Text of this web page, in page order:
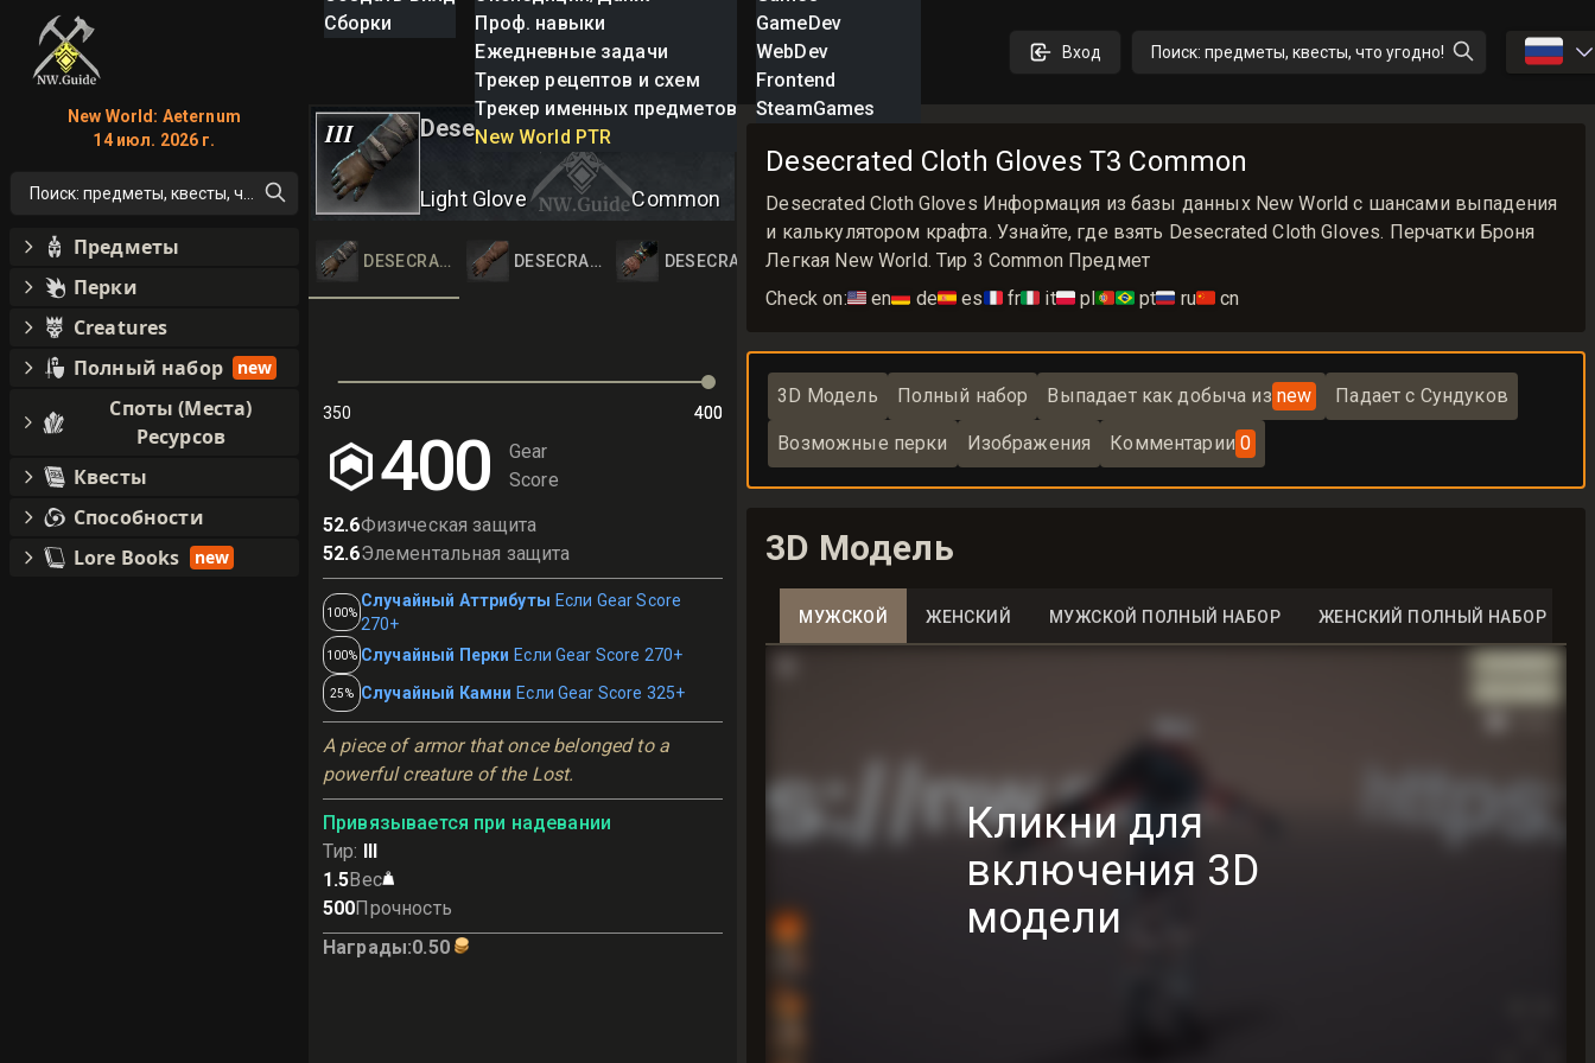
Сборки
Проф. навыки
Ежедневные задачи
Трекер рецептов и схем
Трекер именных предметов
New World PTR
GameDev
WebDev
Frontend
SteamGames
Вход Поиск: предметы, квесты, что угодно! 🇷🇺
III Desecrated Cloth Gloves
Light Glove Common
DESECRATED CLOTH GLOVESDESECRATED CLOTH GLOVESDESECRATED CLOTH GLOVES
350 400
400
400
Gear
Score
52.6Физическая защита
52.6Элементальная защита
100%
Случайный Аттрибуты Если Gear Score
270+
100% Случайный Перки Если Gear Score 270+
25% Случайный Камни Если Gear Score 325+
A piece of armor that once belonged to a
powerful creature of the Lost.
Привязывается при надевании
Тир: III
1.5Вес
500Прочность
Награды:0.50
Desecrated Cloth Gloves T3 Common
Desecrated Cloth Gloves Информация из базы данных New World с шансами выпадения
и калькулятором крафта. Узнайте, где взять Desecrated Cloth Gloves. Перчатки Броня
Легкая New World. Тир 3 Common Предмет
Check on:🇺🇸 en🇩🇪 de🇪🇸 es🇫🇷 fr🇮🇹 it🇵🇱 pl🇵🇹🇧🇷 pt🇷🇺 ru🇨🇳 cn
3D Модель Полный набор Выпадает как добыча из new Падает с Сундуков
Возможные перки Изображения Комментарии 0
3D Модель
МУЖСКОЙ ЖЕНСКИЙ МУЖСКОЙ ПОЛНЫЙ НАБОР ЖЕНСКИЙ ПОЛНЫЙ НАБОР
Кликни для
включения 3D
модели
New World: Aeternum
14 июл. 2026 г.
Поиск: предметы, квесты, что угодно!
Предметы
Перки
Creatures
Полный набор
new
Споты (Места)
Ресурсов
Квесты
Способности
Lore Books
new